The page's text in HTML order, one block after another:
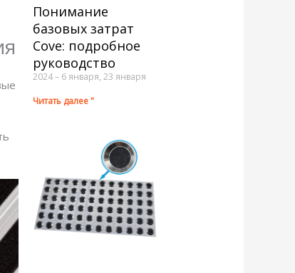
Понимание
базовых затрат
Cove: подробное
руководство
2024 – 6 января, 23 января
Читать далее "